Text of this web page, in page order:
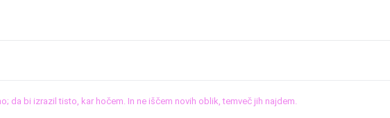
da bi izrazil tisto, kar hočem. In ne iščem novih oblik, temveč jih najdem.